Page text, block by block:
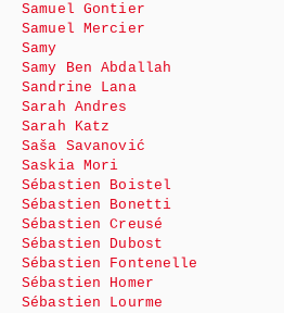
Samuel Gontier
Samuel Mercier
Samy
Samy Ben Abdallah
Sandrine Lana
Sarah Andres
Sarah Katz
Saša Savanović
Saskia Mori
Sébastien Boistel
Sébastien Bonetti
Sébastien Creusé
Sébastien Dubost
Sébastien Fontenelle
Sébastien Homer
Sébastien Lourme